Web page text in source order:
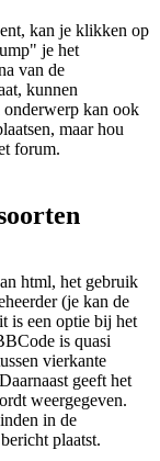
kan je klikken op
je het
van de
kunnen
kan ook
maar hou
forum.
html, het gebruik
(je kan de
is een optie bij het
is quasi
vierkante
geeft het
weergegeven.
in de
plaatst.